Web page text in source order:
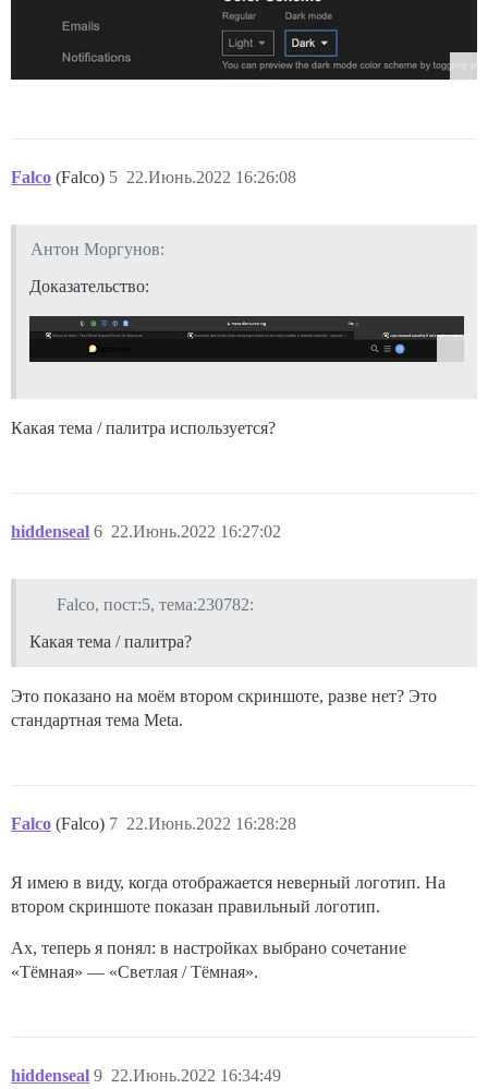
Falco (Falco) 22.Июнь.2022 16:26:08
5
Антон Моргунов:
Доказательство:
Какая тема / палитра используется?
hiddenseal 22.Июнь.2022 16:27:02
6
Falco, пост:5, тема:230782:
Какая тема / палитра?
Это показано на моём втором скриншоте, разве нет? Это
стандартная тема Meta.
Falco (Falco) 22.Июнь.2022 16:28:28
7
Я имею в виду, когда отображается неверный логотип. На
втором скриншоте показан правильный логотип.
Ах, теперь я понял: в настройках выбрано сочетание
«Тёмная» — «Светлая / Тёмная».
hiddenseal 22.Июнь.2022 16:34:49
9